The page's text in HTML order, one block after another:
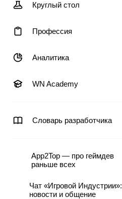
Круглый стол
Профессия
Аналитика
WN Academy
Словарь разработчика
App2Top — про геймдев
раньше всех
Чат «Игровой Индустрии»:
новости и общение